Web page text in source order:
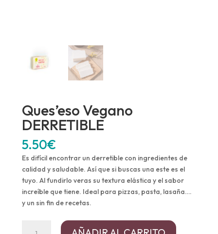
Ques’eso Vegano
DERRETIBLE
5.50€
Es difícil encontrar un derretible con ingredientes de
calidad y saludable. Así que si buscas una este es el
tuyo. Al fundirlo veras su textura elástica y el sabor
increíble que tiene. Ideal para pizzas, pasta, lasaña….
y un sin fin de recetas.